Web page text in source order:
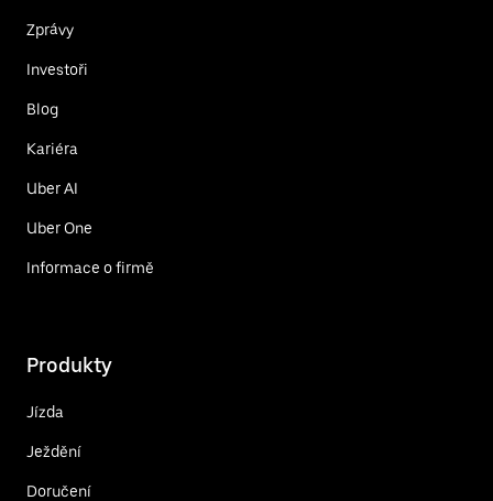
Zprávy
Investoři
Blog
Kariéra
Uber AI
Uber One
Informace o firmě
Produkty
Jízda
Ježdění
Doručení